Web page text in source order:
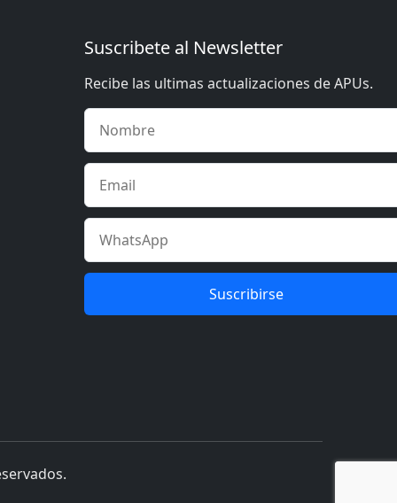
Suscribete al Newsletter
Recibe las ultimas actualizaciones de APUs.
Suscribirse